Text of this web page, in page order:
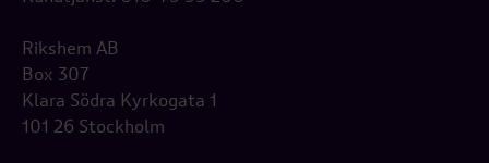
Rikshem AB
Box 307
Klara Södra Kyrkogata 1
101 26 Stockholm